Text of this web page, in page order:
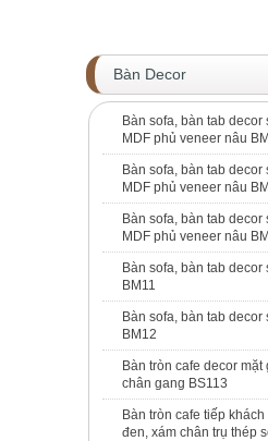
Bàn Decor
Bàn sofa, bàn tab decor
MDF phủ veneer nâu
Bàn sofa, bàn tab decor
MDF phủ veneer nâu
Bàn sofa, bàn tab decor
MDF phủ veneer nâu
Bàn sofa, bàn tab decor
BM11
Bàn sofa, bàn tab decor
BM12
Bàn tròn cafe decor mặt
chân gang BS113
Bàn tròn cafe tiếp
đen, xám chân trụ thép